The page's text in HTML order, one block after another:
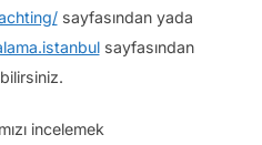
sayfasından yada
sayfasından
incelemek